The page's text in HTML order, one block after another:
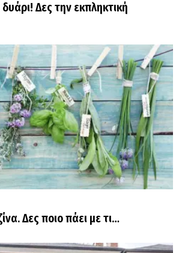
Δες την εκπληκτική
Δες ποιο πάει με τι…